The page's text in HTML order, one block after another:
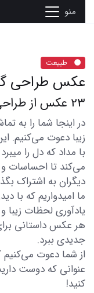
منو
طبیعت
عکس طراحی
23 عکس از طراحی گل با مداد که دل را میبرد
در اینجا شما را به
با مداد که دل را
می‌کند تا احساسات و
دیگران به اشتراک
ما امیدواریم که با
یادآوری لحظات زیبا
هر عکس داستانی
جدیدی ببرد.
از شما دعوت می‌کنیم
عنوانی که دوست
کنید!